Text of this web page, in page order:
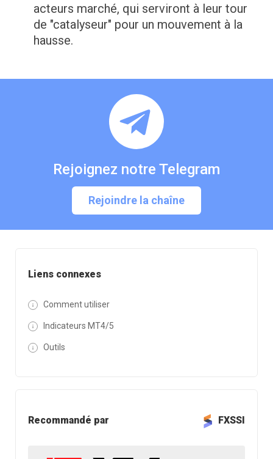
Liens connexes
Comment utiliser
Indicateurs MT4/5
Outils
Recommandé par FXSSI
acteurs marché, qui serviront à leur tour
de "catalyseur" pour un mouvement à la
hausse.
Rejoignez notre Telegram
Rejoindre la chaîne